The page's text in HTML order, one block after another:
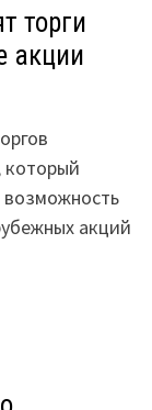
торги
акции
который
акций